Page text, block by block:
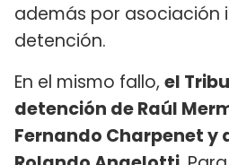
además por asociación
detención.
En el mismo fallo, el
detención de Raúl
Fernando Charpenet y